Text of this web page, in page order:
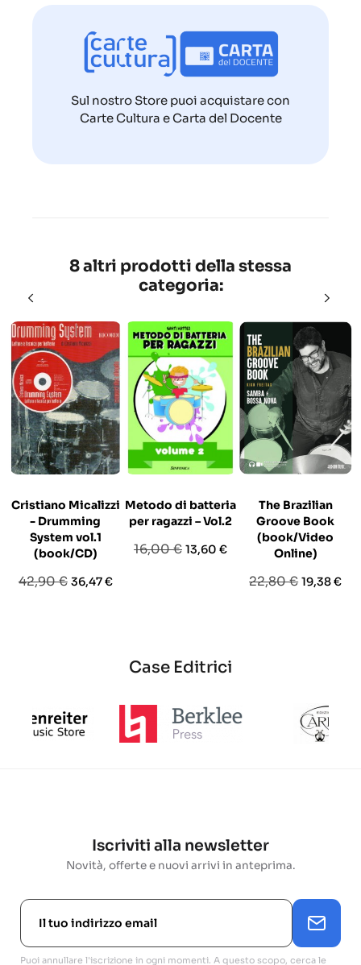
Sul nostro Store puoi acquistare con
Carte Cultura e Carta del Docente
8 altri prodotti della stessa
categoria:
Cristiano Micalizzi
- Drumming
System vol.1
(book/CD)
Prezzo
42,90 € Prezzo
36,47 €
Metodo di batteria
per ragazzi – Vol.2
Prezzo
16,00 € Prezzo
13,60 €
The Brazilian
Groove Book
(book/Video
Online)
Prezzo
22,80 € Prezzo
19,38 €
Case Editrici
Iscriviti alla newsletter
Novità, offerte e nuovi arrivi in anteprima.
Puoi annullare l'iscrizione in ogni momenti. A questo scopo, cerca le